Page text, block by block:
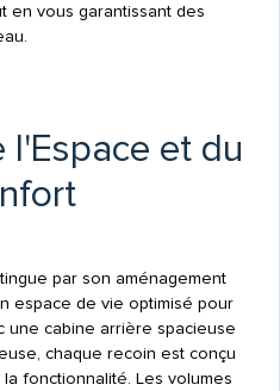
en vous garantissant des
l'Espace et du
par son aménagement
espace de vie optimisé pour
une cabine arrière spacieuse
chaque recoin est conçu
fonctionnalité. Les volumes